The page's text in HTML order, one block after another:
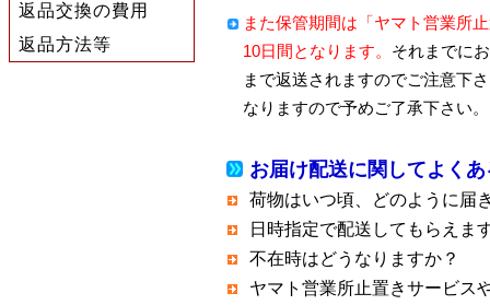
返品交換の費用
返品方法等
また保管期間は「ヤマト営業所
10日間となります。 それまでに
まで返送されますのでご注意下
なりますので予めご了承下さい。
お届け配送に関してよく
荷物はいつ頃、どのように届
日時指定で配送してもらえま
不在時はどうなりますか？
ヤマト営業所止置きサービス